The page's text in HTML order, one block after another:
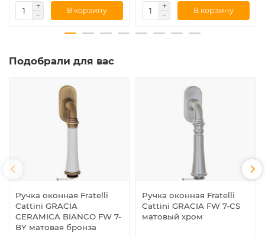
В корзину В корзину
Подобрали для вас
Ручка оконная Fratelli
Cattini GRACIA
CERAMICA BIANCO FW 7-
BY матовая бронза
Ручка оконная Fratelli
Cattini GRACIA FW 7-CS
матовый хром